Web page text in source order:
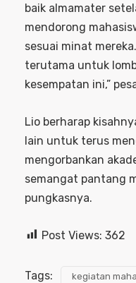
baik almamater
mendorong
sesuai minat
terutama untuk
kesempatan ini,”
Lio berharap
lain untuk terus
mengorbankan
semangat pantang
pungkasnya.
Post Views: 362
Tags: kegiatan